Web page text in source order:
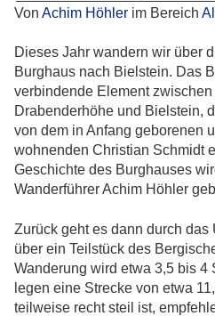
Von Achim Höhler im Bereich
Dieses Jahr wandern wir über
Burghaus nach Bielstein. Das
verbindende Element
Drabenderhöhe und Bielstein,
von dem in Anfang geborenen
wohnenden Christian Schmidt
Geschichte des Burghauses
Wanderführer Achim Höhler
Zurück geht es dann durch
über ein Teilstück des
Wanderung wird etwa 3,5 bis 4
legen eine Strecke von etwa
teilweise recht steil ist,